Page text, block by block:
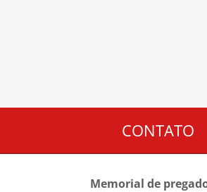
CONTATO
Memorial de